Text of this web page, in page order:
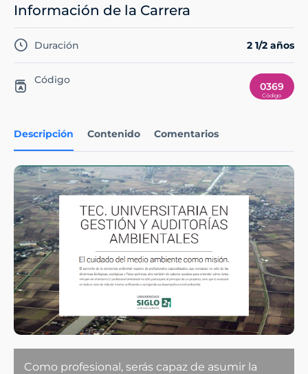
Descripción Contenido Comentarios
Como profesional, serás capaz de asumir la
Información de la Carrera
Duración 2 1/2 años
Código
0369